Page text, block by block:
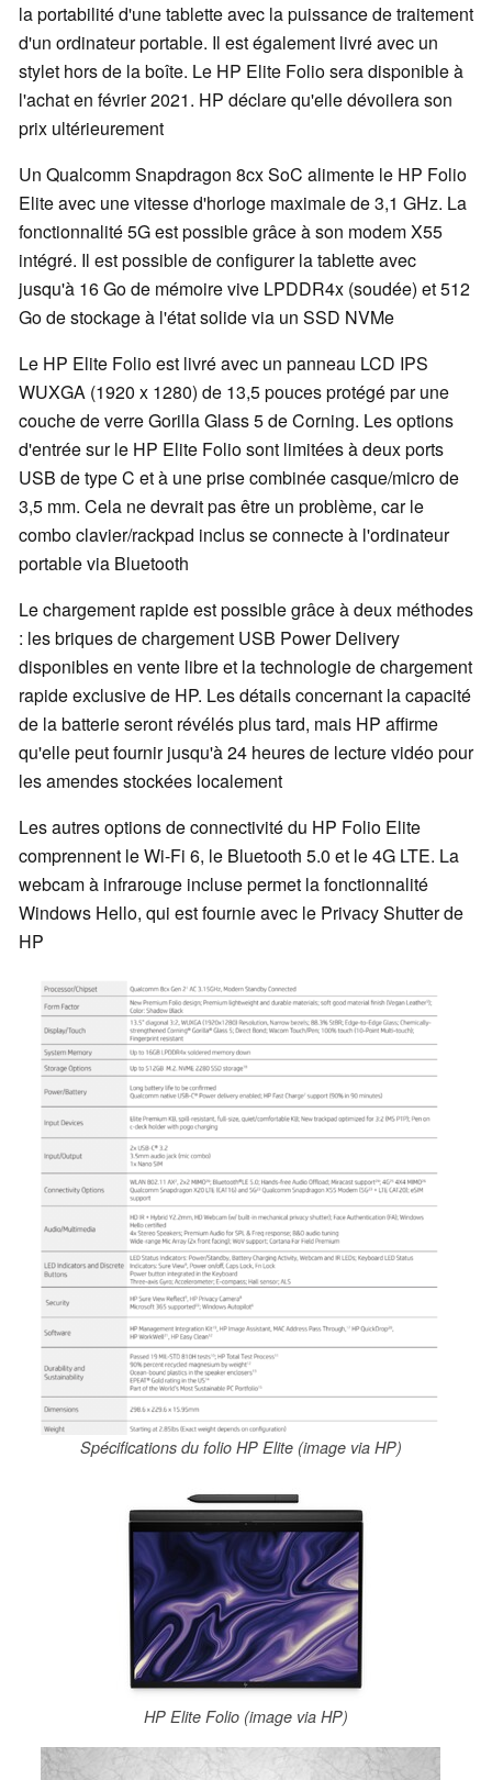
la portabilité d'une tablette avec la puissance de traitement
d'un ordinateur portable. Il est également livré avec un
stylet hors de la boîte. Le HP Elite Folio sera disponible à
l'achat en février 2021. HP déclare qu'elle dévoilera son
prix ultérieurement
Un Qualcomm Snapdragon 8cx SoC alimente le HP Folio
Elite avec une vitesse d'horloge maximale de 3,1 GHz. La
fonctionnalité 5G est possible grâce à son modem X55
intégré. Il est possible de configurer la tablette avec
jusqu'à 16 Go de mémoire vive LPDDR4x (soudée) et 512
Go de stockage à l'état solide via un SSD NVMe
Le HP Elite Folio est livré avec un panneau LCD IPS
WUXGA (1920 x 1280) de 13,5 pouces protégé par une
couche de verre Gorilla Glass 5 de Corning. Les options
d'entrée sur le HP Elite Folio sont limitées à deux ports
USB de type C et à une prise combinée casque/micro de
3,5 mm. Cela ne devrait pas être un problème, car le
combo clavier/rackpad inclus se connecte à l'ordinateur
portable via Bluetooth
Le chargement rapide est possible grâce à deux méthodes
: les briques de chargement USB Power Delivery
disponibles en vente libre et la technologie de chargement
rapide exclusive de HP. Les détails concernant la capacité
de la batterie seront révélés plus tard, mais HP affirme
qu'elle peut fournir jusqu'à 24 heures de lecture vidéo pour
les amendes stockées localement
Les autres options de connectivité du HP Folio Elite
comprennent le Wi-Fi 6, le Bluetooth 5.0 et le 4G LTE. La
webcam à infrarouge incluse permet la fonctionnalité
Windows Hello, qui est fournie avec le Privacy Shutter de
HP
Spécifications du folio HP Elite (image via HP)
HP Elite Folio (image via HP)